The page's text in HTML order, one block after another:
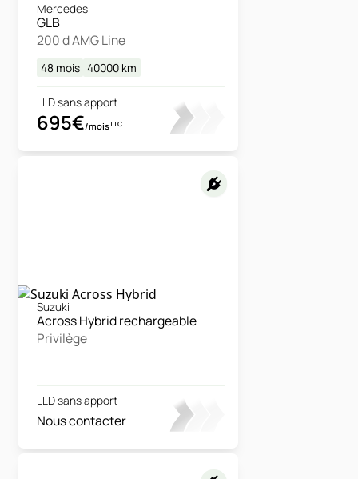
Mercedes
GLB
200 d AMG Line
48 mois 40000 km
LLD sans apport
695€/moisTTC
Suzuki
Across Hybrid rechargeable
Privilège
LLD sans apport
Nous contacter